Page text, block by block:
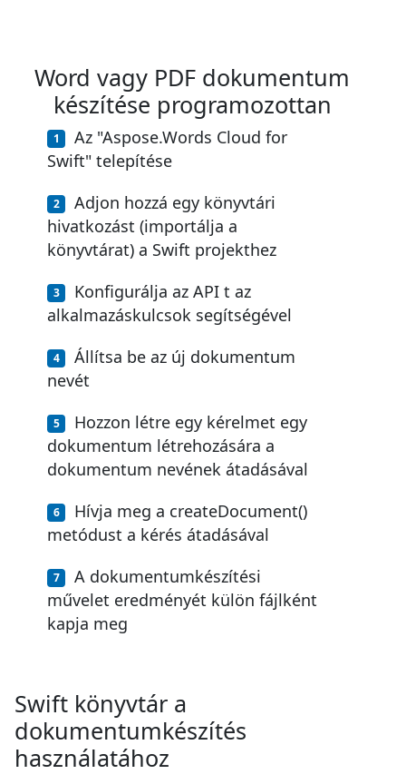
Word vagy PDF dokumentum
készítése programozottan
Az "Aspose.Words Cloud for
Swift" telepítése
Adjon hozzá egy könyvtári
hivatkozást (importálja a
könyvtárat) a Swift projekthez
Konfigurálja az API t az
alkalmazáskulcsok segítségével
Állítsa be az új dokumentum
nevét
Hozzon létre egy kérelmet egy
dokumentum létrehozására a
dokumentum nevének átadásával
Hívja meg a createDocument()
metódust a kérés átadásával
A dokumentumkészítési
művelet eredményét külön fájlként
kapja meg
Swift könyvtár a
dokumentumkészítés
használatához